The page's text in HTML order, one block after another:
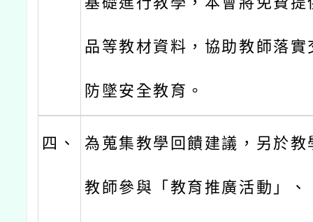
品等教材資料，協助教師落
防墜安全教育。
四、 為蒐集教學回饋建議，另於教
教師參與「教育推廣活動」、